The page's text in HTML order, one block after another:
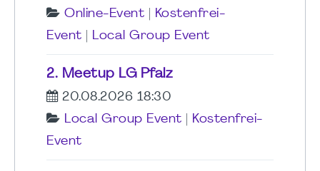
Online-Event
Kostenfrei-
Event
Local Group Event
2. Meetup LG Pfalz
20.08.2026 18:30
Local Group Event
Kostenfrei-
Event